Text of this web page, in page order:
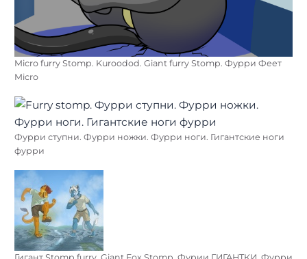
Micro furry Stomp. Kuroodod. Giant furry Stomp. Фурри Феет
Micro
Фурри ступни. Фурри ножки. Фурри ноги. Гигантские ноги
фурри